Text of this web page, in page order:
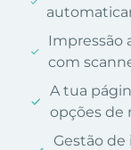
Impressão
com
A tua
opções de
Gestão